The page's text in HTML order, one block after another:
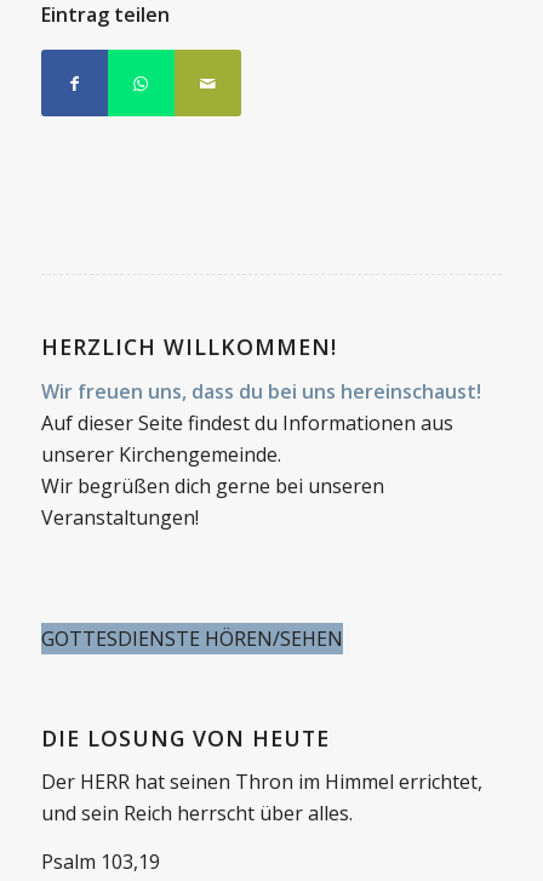
Eintrag teilen
HERZLICH WILLKOMMEN!
Wir freuen uns, dass du bei uns hereinschaust!
Auf dieser Seite findest du Informationen aus
unserer Kirchengemeinde.
Wir begrüßen dich gerne bei unseren
Veranstaltungen!
GOTTESDIENSTE HÖREN/SEHEN
DIE LOSUNG VON HEUTE
Der HERR hat seinen Thron im Himmel errichtet,
und sein Reich herrscht über alles.
Psalm 103,19